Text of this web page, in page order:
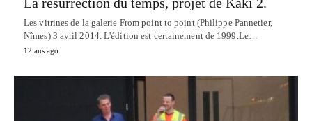
Les vitrines de la galerie From point to point (Philippe Pannetier,
Nîmes) 3 avril 2014. L'édition est certainement de 1999.Le…
12 ans ago